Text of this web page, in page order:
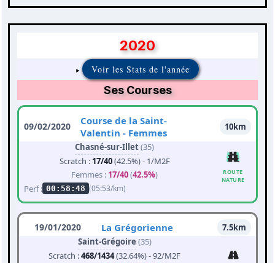
2020
Voir les Stats de l'année
Ses Courses
09/02/2020
Course de la Saint-
Valentin - Femmes
10km
Chasné-sur-Illet(35)
Scratch : 17/40(42.5%) - 1/M2F
Femmes : 17/40(42.5%)
Perf : 00:58:48 (05:53/km)
ROUTE
NATURE
19/01/2020 La Grégorienne
7.5km
Saint-Grégoire (35)
Scratch :468/1434(32.64%) - 92/M2F